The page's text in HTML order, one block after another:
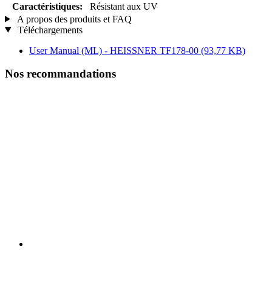
Caractéristiques:
Résistant aux UV
A propos des produits et FAQ
Téléchargements
User Manual (ML) - HEISSNER TF178-00 (93,77 KB)
Nos recommandations